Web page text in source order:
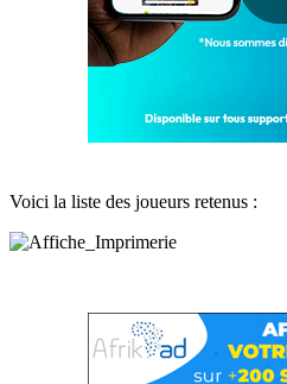
Voici la liste des joueurs retenus :